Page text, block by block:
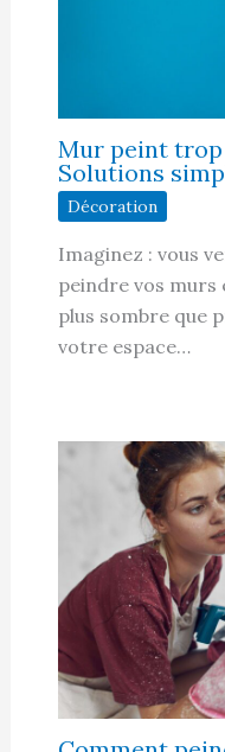
Mur peint trop
Solutions
Décoration
Imaginez : vous
peindre vos murs
plus sombre que
votre espace…